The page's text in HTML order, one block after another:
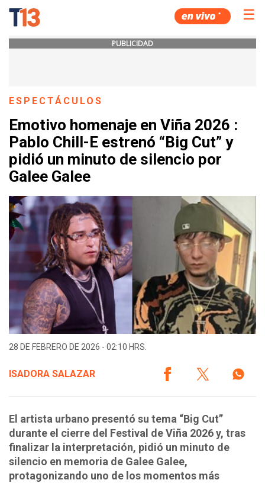
☰
PUBLICIDAD
ESPECTÁCULOS
Emotivo homenaje en Viña 2026 :
Pablo Chill-E estrenó “Big Cut” y
pidió un minuto de silencio por
Galee Galee
28 DE FEBRERO DE 2026 - 02:10 HRS.
ISADORA SALAZAR
El artista urbano presentó su tema “Big Cut”
durante el cierre del Festival de Viña 2026 y, tras
finalizar la interpretación, pidió un minuto de
silencio en memoria de Galee Galee,
protagonizando uno de los momentos más